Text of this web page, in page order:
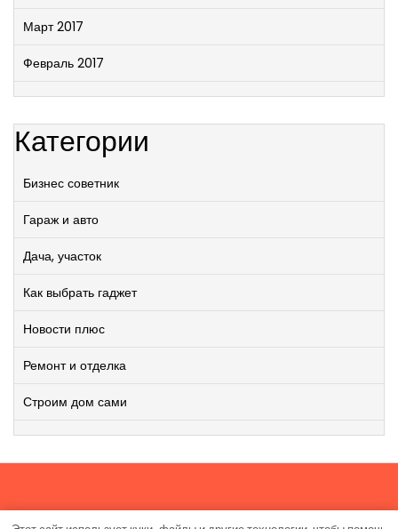
Март 2017
Февраль 2017
Категории
Бизнес советник
Гараж и авто
Дача, участок
Как выбрать гаджет
Новости плюс
Ремонт и отделка
Строим дом сами